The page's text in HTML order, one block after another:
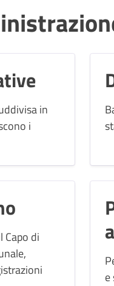
in
i
Capo di